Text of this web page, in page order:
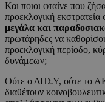
Και ποιοι φταίνε που
προεκλογική εκστρατεία
μεγάλα και
πρωτάρηδες να
προεκλογική περίοδο,
δυνάμεων;
Ούτε ο ΔΗΣΥ, ούτε το
διαθέτουν